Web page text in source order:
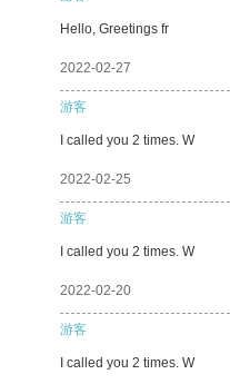
Hello, Greetings fr
2022-02-27
游客
I called you 2 times. W
2022-02-25
游客
I called you 2 times. W
2022-02-20
游客
I called you 2 times. W